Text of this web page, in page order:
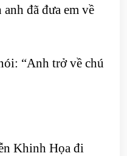
đã đưa em về
“Anh trở về chú
Khinh Họa đi